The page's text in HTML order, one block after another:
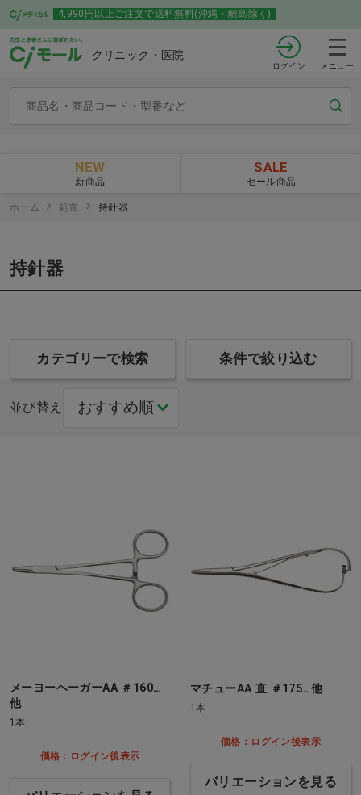
4,990円以上ご注文で送料無料(沖縄・離島除く)
クリニック・医院
ログイン メニュー
NEW
新商品
SALE
セール商品
ホーム 処置 持針器
持針器
カテゴリーで検索 条件で絞り込む
並び替え
メーヨーヘーガーAA ＃160…
他
1本
価格：ログイン後表示
マチューAA 直 ＃175…他
1本
価格：ログイン後表示
バリエーションを見る